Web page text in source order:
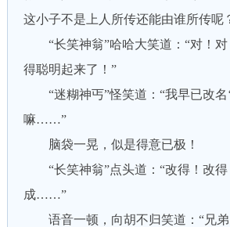
这小子不是上人所传还能由谁所传呢
“长笑神翁”哈哈大笑道：“对！对
得聪明起来了！”
“迷糊神丐”怪笑道：“我早已改名‘
嘛……”
脑袋一晃，似是得意已极！
“长笑神翁”点头道：“改得！改得
成……”
语音一顿，向胡不归笑道：“兄弟